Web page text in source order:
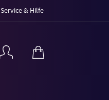
Service & Hilfe